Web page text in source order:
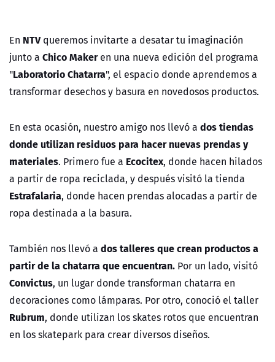
En NTVqueremos invitarte a desatar tu imaginación
junto a Chico Makeren una nueva edición del programa
"Laboratorio Chatarra", el espacio donde aprendemos a
transformar desechos y basura en novedosos productos.
En esta ocasión, nuestro amigo nos llevó a dos tiendas
donde utilizan residuos para hacer nuevas prendas y
materiales. Primero fue a Ecocitex, donde hacen hilados
a partir de ropa reciclada, y después visitó la tienda
Estrafalaria, donde hacen prendas alocadas a partir de
ropa destinada a la basura.
También nos llevó a dos talleres que crean productos a
partir de la chatarra que encuentran. Por un lado, visitó
Convictus, un lugar donde transforman chatarra en
decoraciones como lámparas. Por otro, conoció el taller
Rubrum, donde utilizan los skates rotos que encuentran
en los skatepark para crear diversos diseños.